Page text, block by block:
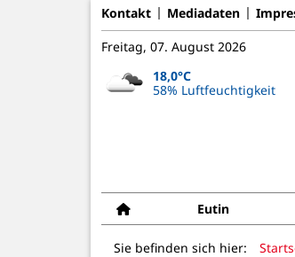
Kontakt Mediadaten
Freitag, 07. August 2026
18,0°C
58% Luftfeuchtigkeit
Eutin
Sie befinden sich hier: